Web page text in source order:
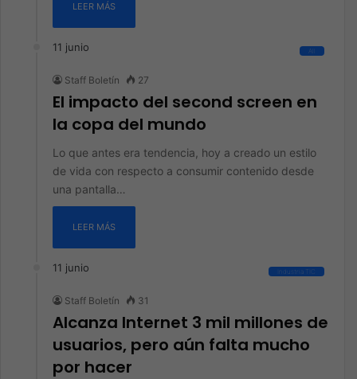
LEER MÁS
11 junio All
Staff Boletín 27
El impacto del second screen en
la copa del mundo
Lo que antes era tendencia, hoy a creado un estilo
de vida con respecto a consumir contenido desde
una pantalla…
LEER MÁS
11 junio Industria TIC
Staff Boletín 31
Alcanza Internet 3 mil millones de
usuarios, pero aún falta mucho
por hacer